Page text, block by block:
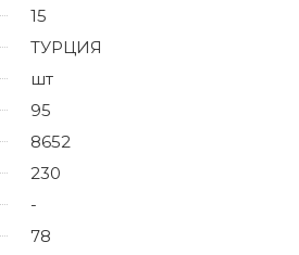
15
ТУРЦИЯ
шт
95
8652
230
-
78